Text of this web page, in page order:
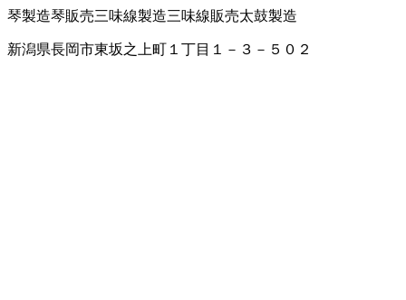
琴製造琴販売三味線製造三味線販売太鼓製造
新潟県長岡市東坂之上町１丁目１－３－５０２